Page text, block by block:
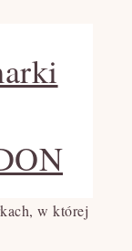
w której